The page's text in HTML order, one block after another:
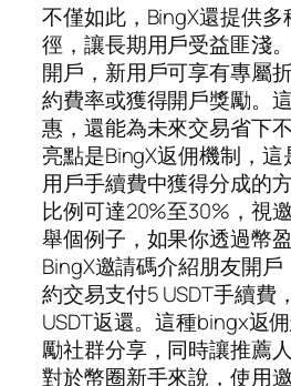
不僅如此，BingX還提供
徑，讓長期用戶受益匪淺
開戶，新用戶可享有專屬
約費率或獲得開戶獎勵。
惠，還能為未來交易省下
亮點是BingX返佣機制，
用戶手續費中獲得分成的
比例可達20%至30%，視
舉個例子，如果你透過幣
BingX邀請碼介紹朋友開
約交易支付5 USDT手續費
USDT返還。這種bingx返
勵社群分享，同時讓推薦
對於幣圈新手來說，使用